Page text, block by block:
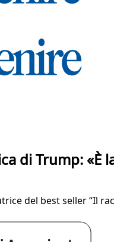
di Trump: «È
del best seller “Il